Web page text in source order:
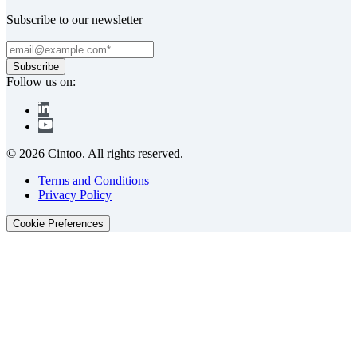
Subscribe to our newsletter
Follow us on:
© 2026 Cintoo. All rights reserved.
Terms and Conditions
Privacy Policy
Cookie Preferences